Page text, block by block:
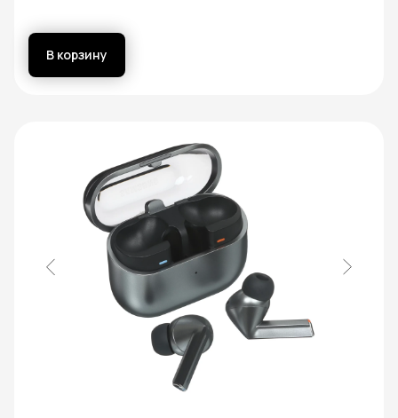
В корзину
Каталог
Главная
Купить наушники Apple,
и других брендов
в Брянске
Все устройства в
одном магазине
Каталог